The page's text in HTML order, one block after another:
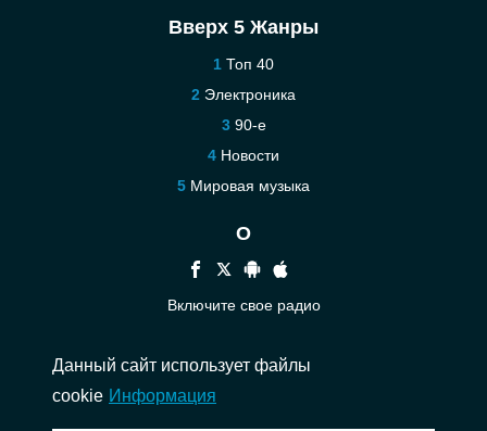
Вверх 5 Жанры
Топ 40
Электроника
90-е
Новости
Мировая музыка
О
Включите свое радио
Связаться
Данный сайт использует файлы
cookie Информация